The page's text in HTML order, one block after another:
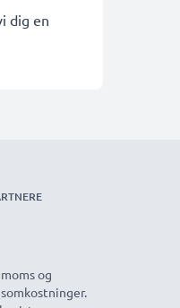
dig en
og